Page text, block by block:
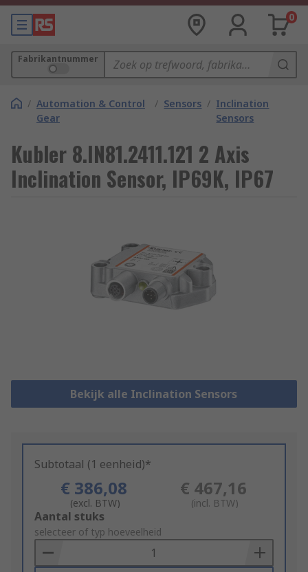
0
Fabrikantnummer
/ Automation & Control
Gear
/ Sensors / Inclination
Sensors
Kubler 8.IN81.2411.121 2 Axis
Inclination Sensor, IP69K, IP67
Bekijk alle Inclination Sensors
Subtotaal (1 eenheid)*
€ 386,08
(excl. BTW)
€ 467,16
(incl. BTW)
Add
to
Basket
Aantal stuks
selecteer of typ hoeveelheid